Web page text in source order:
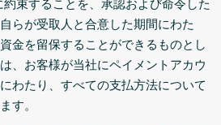
束することを、承認および命令した
らが受取人と合意した期間にわた
金を留保することができるものとし
、お客様が当社にペイメントアカウ
わたり、すべての支払方法について
す。